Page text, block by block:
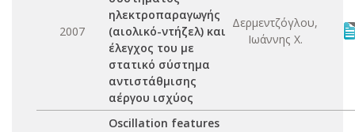
2007
ηλεκτροπαραγωγής
(αιολικό-ντήζελ) και
έλεγχος του με
στατικό σύστημα
αντιστάθμισης
αέργου ισχύος
Δερμεντζόγλου,
Ιωάννης Χ.
Oscillation features